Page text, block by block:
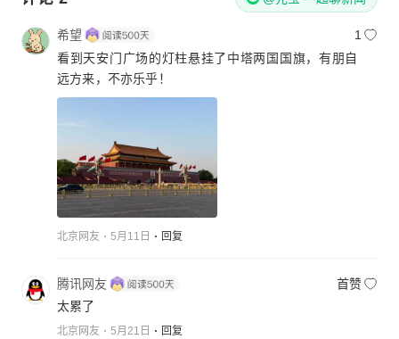
希望
1
看到天安门广场的灯柱悬挂了中塔两国国旗，有朋自
远方来，不亦乐乎！
北京网友 5月11日 回复
腾讯网友
首赞
太累了
北京网友 5月21日 回复